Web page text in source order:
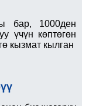
бар, 1000ден
үчүн көптөгөн
кызмат кылган